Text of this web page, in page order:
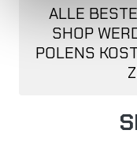
ALLE
SHOP
POLENS